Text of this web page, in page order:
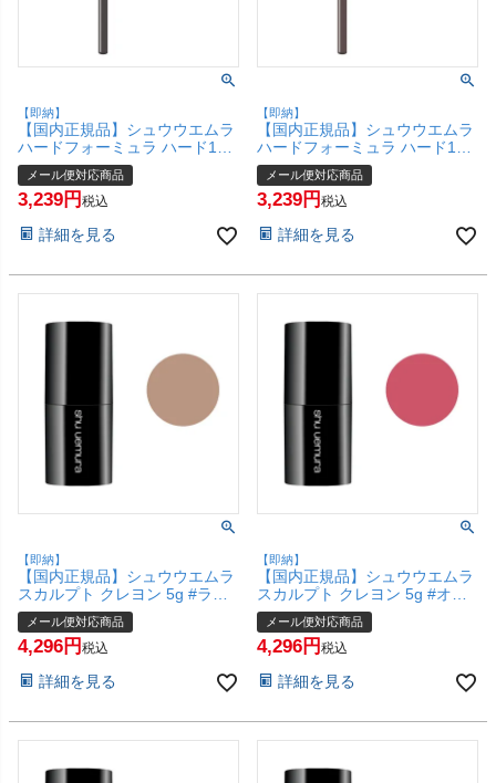
【即納】
【国内正規品】シュウウエムラ
ハードフォーミュラ ハード10
ストーン グレイ 05 shu
uemura【アイブロウ ペンシル
アイブロー】【メール便対応商
メール便対応商品
3,239 税込
詳細を見る
【即納】
【国内正規品】シュウウエムラ
ハードフォーミュラ ハード10
シール ブラウン 02 shu
uemura【アイブロウ ペンシル
アイブロー】【メール便対応商
メール便対応商品
3,239 税込
詳細を見る
【即納】
【国内正規品】シュウウエムラ
スカルプト クレヨン 5g #ラデ
ィアント ゴールド shu
uemura【アイシャドー フェイ
スカラー チーク】【メール便対
メール便対応商品
4,296 税込
詳細を見る
【即納】
【国内正規品】シュウウエムラ
スカルプト クレヨン 5g #オレ
ンジ ライト shu uemura【アイ
シャドー フェイスカラー チー
ク】【メール便対応商品】
メール便対応商品
4,296 税込
詳細を見る